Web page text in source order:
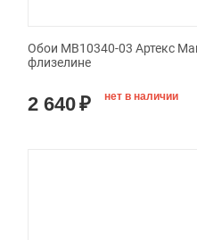
Обои MB10340-03 Артекс
флизелине
2 640₽ нет в наличии